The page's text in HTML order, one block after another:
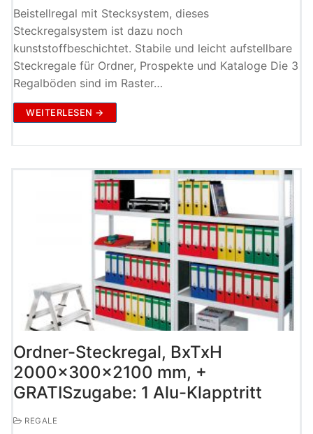
Beistellregal mit Stecksystem, dieses
Steckregalsystem ist dazu noch
kunststoffbeschichtet. Stabile und leicht aufstellbare
Steckregale für Ordner, Prospekte und Kataloge Die 3
Regalböden sind im Raster…
WEITERLESEN →
Ordner-Steckregal, BxTxH
2000x300x2100 mm, +
GRATISzugabe: 1 Alu-Klapptritt
REGALE